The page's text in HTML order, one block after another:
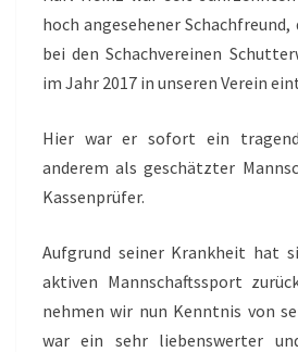
hoch angesehener
bei den Schachvereinen
im Jahr 2017 in unseren Verein
Hier war er sofort ein
anderem als geschätzter
Kassenprüfer.
Aufgrund seiner Krankheit hat
aktiven Mannschaftssport
nehmen wir nun Kenntnis von
war ein sehr liebenswerter